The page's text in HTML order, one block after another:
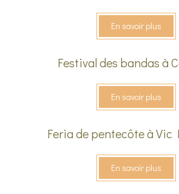
En savoir plus
Festival des bandas à
En savoir plus
Feria de pentecôte à Vic
En savoir plus